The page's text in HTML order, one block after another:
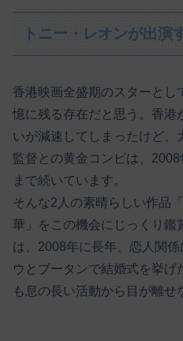
トニー・レオンが出演
香港映画全盛期のスターと
憶に残る存在だと思う。香港
いが減速してしまったけど、
監督との黄金コンビは、2008
まで続いています。
そんな2人の素晴らしい作品
華」をこの機会にじっくり鑑
は、2008年に長年、恋人関
ウとブータンで結婚式を挙げ
も息の長い活動から目が離せ